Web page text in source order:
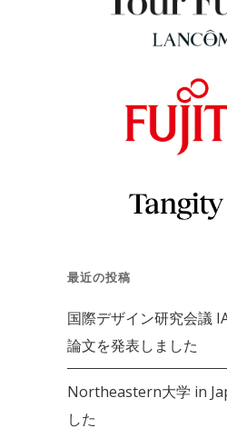
最近の投稿
国際デザイン研究会議
論文を発表しました
Northeastern大学 in
した